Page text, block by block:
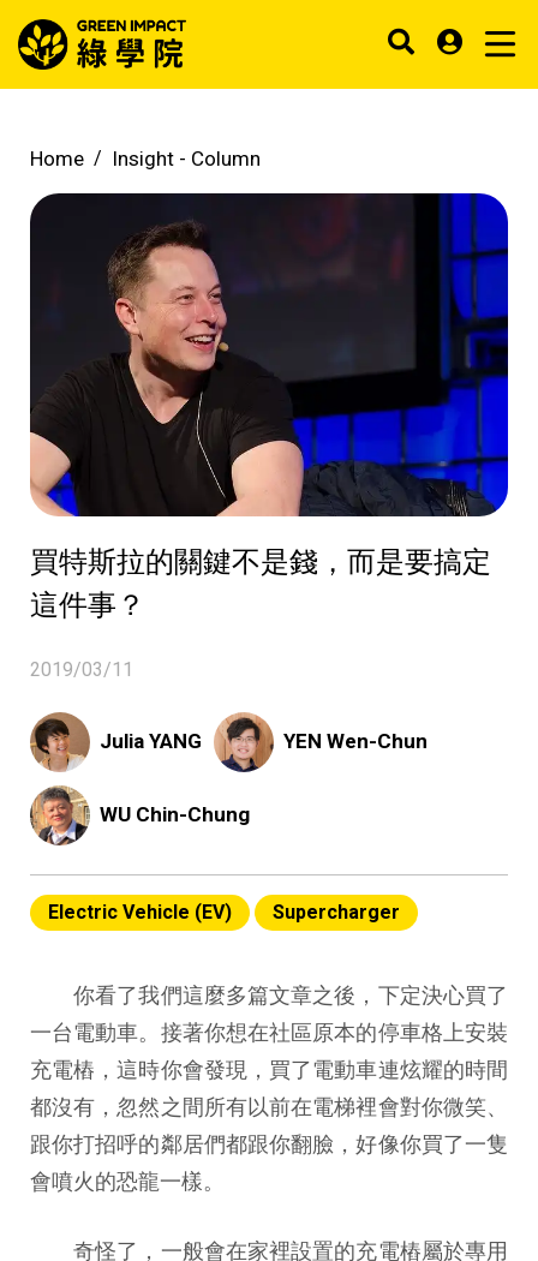
Home Insight - Column
買特斯拉的關鍵不是錢，而是要搞定
這件事？
2019/03/11
Julia YANG YEN Wen-Chun
WU Chin-Chung
Electric Vehicle (EV) Supercharger
你看了我們這麼多篇文章之後，下定決心買了
一台電動車。接著你想在社區原本的停車格上安裝
充電樁，這時你會發現，買了電動車連炫耀的時間
都沒有，忽然之間所有以前在電梯裡會對你微笑、
跟你打招呼的鄰居們都跟你翻臉，好像你買了一隻
會噴火的恐龍一樣。
奇怪了，一般會在家裡設置的充電樁屬於專用